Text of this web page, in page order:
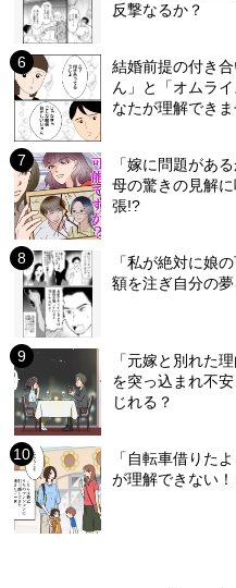
反撃なるか？
結婚前提の付き
ん」と「オムラ
なたが理解できま
「嫁に問題があ
母の驚きの見解
張!?
「私が絶対に娘
額を注ぎ自分の
「元嫁と別れた
を突っ込まれ不
じれる？
「自転車借りた
が理解できない